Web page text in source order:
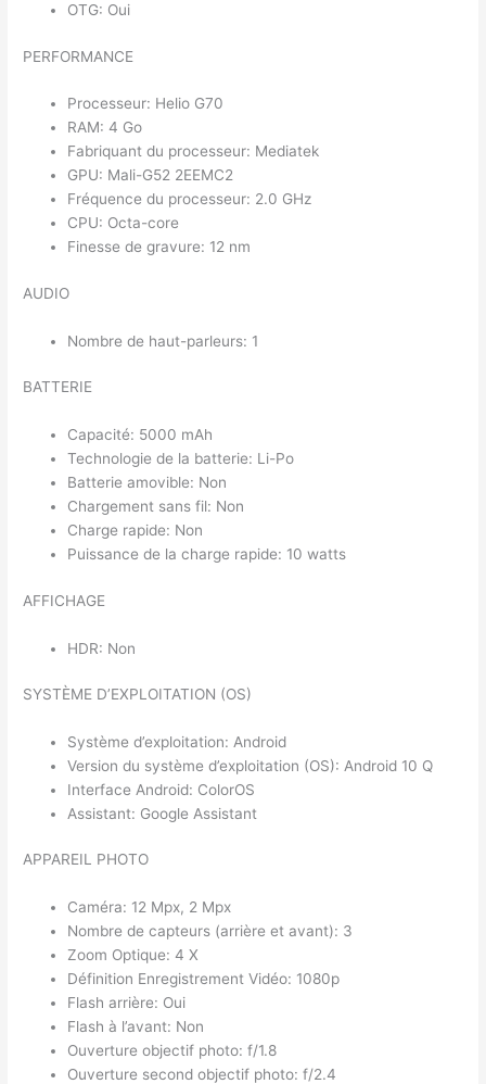
OTG: Oui
PERFORMANCE
Processeur: Helio G70
RAM: 4 Go
Fabriquant du processeur: Mediatek
GPU: Mali-G52 2EEMC2
Fréquence du processeur: 2.0 GHz
CPU: Octa-core
Finesse de gravure: 12 nm
AUDIO
Nombre de haut-parleurs: 1
BATTERIE
Capacité: 5000 mAh
Technologie de la batterie: Li-Po
Batterie amovible: Non
Chargement sans fil: Non
Charge rapide: Non
Puissance de la charge rapide: 10 watts
AFFICHAGE
HDR: Non
SYSTÈME D’EXPLOITATION (OS)
Système d’exploitation: Android
Version du système d’exploitation (OS): Android 10 Q
Interface Android: ColorOS
Assistant: Google Assistant
APPAREIL PHOTO
Caméra: 12 Mpx, 2 Mpx
Nombre de capteurs (arrière et avant): 3
Zoom Optique: 4 X
Définition Enregistrement Vidéo: 1080p
Flash arrière: Oui
Flash à l’avant: Non
Ouverture objectif photo: f/1.8
Ouverture second objectif photo: f/2.4